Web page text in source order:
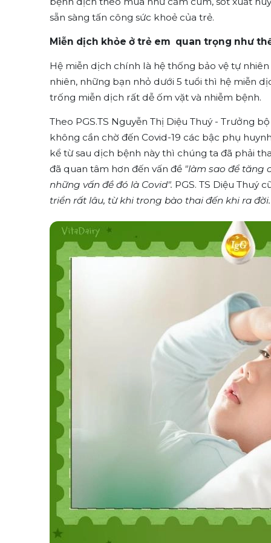
sẵn sàng tấn công sức khoẻ của trẻ.
Miễn dịch khỏe ở trẻ em quan trọng như th
Hệ miễn dịch chính là hệ thống bảo vệ tự
nhiên, những bạn nhỏ dưới 5 tuổi thì hệ miễn
trống miễn dịch rất dễ ốm vặt và nhiễm bệnh.
Theo PGS.TS Nguyễn Thị Diệu Thuý - Trưởng
không cần chờ đến Covid-19 các bậc phụ
kể từ sau dịch bệnh này thì chúng ta đã phải
đã quan tâm hơn đến vấn đề "làm sao để tăng
những vấn đề đó là Covid". PGS. TS Diệu Thuý
triển rất lâu, từ khi trong bào thai đến khi ra đờ